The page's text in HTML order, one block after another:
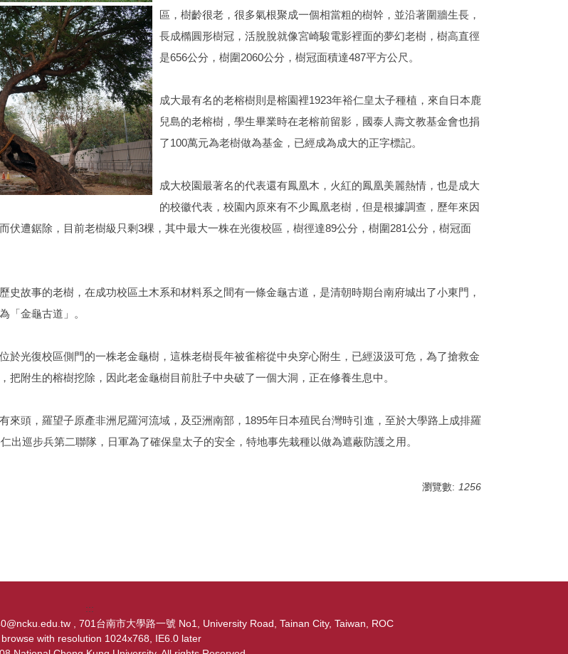
區，樹齡很老，很多氣根聚成一個相當粗的樹幹，並沿著圍牆生長，
長成橢圓形樹冠，活脫脫就像宮崎駿電影裡面的夢幻老樹，樹高直徑
是656公分，樹圍2060公分，樹冠面積達487平方公尺。
成大最有名的老榕樹則是榕園裡1923年裕仁皇太子種植，來自日本鹿
兒島的老榕樹，學生畢業時在老榕前留影，國泰人壽文教基金會也捐
了100萬元為老樹做為基金，已經成為成大的正字標記。
成大校園最著名的代表還有鳳凰木，火紅的鳳凰美麗熱情，也是成大
的校徽代表，校園內原來有不少鳳凰老樹，但是根據調查，歷年來因
伏遭鋸除，目前老樹級只剩3棵，其中最大一株在光復校區，樹徑達89公分，樹圍281公分，樹冠面
史故事的老樹，在成功校區土木系和材料系之間有一條金龜古道，是清朝時期台南府城出了小東門，
「金龜古道」。
於光復校區側門的一株老金龜樹，這株老樹長年被雀榕從中央穿心附生，已經汲汲可危，為了搶救金
把附生的榕樹挖除，因此老金龜樹目前肚子中央破了一個大洞，正在修養生息中。
來頭，羅望子原產非洲尼羅河流域，及亞洲南部，1895年日本殖民台灣時引進，至於大學路上成排羅
出巡步兵第二聯隊，日軍為了確保皇太子的安全，特地事先栽種以做為遮蔽防護之用。
瀏覽數: 1256
:::
, 701台南市大學路一號 No1, University Road, Tainan City, Taiwan, ROC
browse with resolution 1024x768, IE6.0 later